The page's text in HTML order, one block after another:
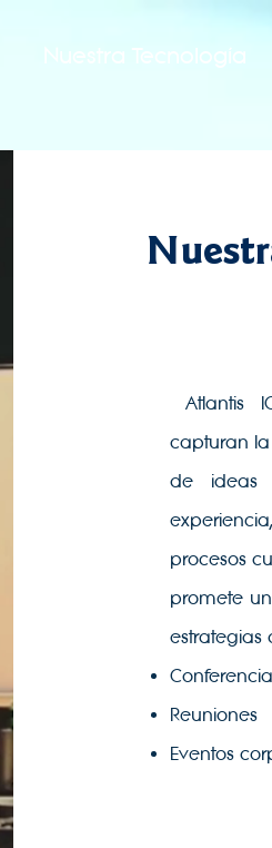
Nuestra Tecnología
Atlantis
capturan
de ideas
procesos
promete
estrategias
Reuniones
Eventos